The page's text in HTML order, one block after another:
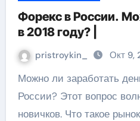
Форекс в России.
в 2018 году? |
pristroykin_ Окт 9,
Можно ли заработать деньги на рынке форекс в
России? Этот вопрос
новичков. Что такое